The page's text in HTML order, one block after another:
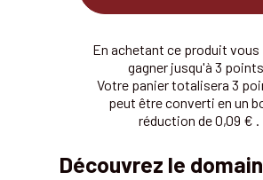
En achetant ce produit vous
gagner jusqu'à 3 points .
Votre panier totalisera 3
peut être converti en un
réduction de 0,09 € .
Découvrez le